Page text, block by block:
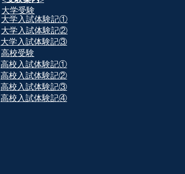
​大学入試体験記①
​大学受験
​大学入試体験記②
​大学入試体験記③
​高校受験
​高校入試体験記①
​高校入試体験記②
​高校入試体験記③
​高校入試体験記④